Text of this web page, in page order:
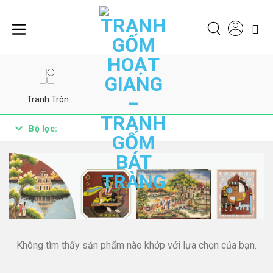
đến
nội
Tranh Tròn
Bộ lọc:
Khoảng
Giá
< 100.000đ
100.000đ -
200.000đ -
499.000đ
Thể Loại
Dân Gian
Hiện Đại
Trừu Tượng
Không tìm thấy sản phẩm nào khớp với lựa chọn của bạn.